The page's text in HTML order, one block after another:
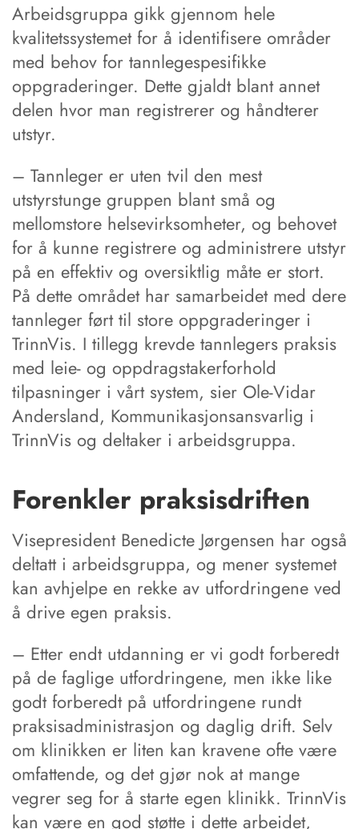
Arbeidsgruppa gikk gjennom hele
kvalitetssystemet for å identifisere områder
med behov for tannlegespesifikke
oppgraderinger. Dette gjaldt blant annet
delen hvor man registrerer og håndterer
utstyr.
– Tannleger er uten tvil den mest
utstyrstunge gruppen blant små og
mellomstore helsevirksomheter, og behovet
for å kunne registrere og administrere utstyr
på en effektiv og oversiktlig måte er stort.
På dette området har samarbeidet med dere
tannleger ført til store oppgraderinger i
TrinnVis. I tillegg krevde tannlegers praksis
med leie- og oppdragstakerforhold
tilpasninger i vårt system, sier Ole-Vidar
Andersland, Kommunikasjonsansvarlig i
TrinnVis og deltaker i arbeidsgruppa.
Forenkler praksisdriften
Visepresident Benedicte Jørgensen har også
deltatt i arbeidsgruppa, og mener systemet
kan avhjelpe en rekke av utfordringene ved
å drive egen praksis.
– Etter endt utdanning er vi godt forberedt
på de faglige utfordringene, men ikke like
godt forberedt på utfordringene rundt
praksisadministrasjon og daglig drift. Selv
om klinikken er liten kan kravene ofte være
omfattende, og det gjør nok at mange
vegrer seg for å starte egen klinikk. TrinnVis
kan være en god støtte i dette arbeidet,